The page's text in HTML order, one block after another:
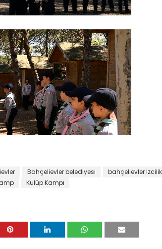
Bahçelievler belediyesi
bahçelievler İzcilik
Kulüp Kampı